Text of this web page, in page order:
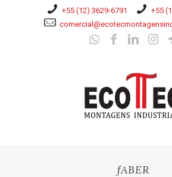
+55 (12) 3629-6791
+55
fABER